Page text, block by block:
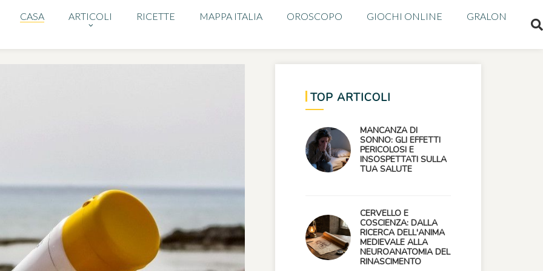
CASA ARTICOLI RICETTE MAPPA ITALIA OROSCOPO GIOCHI ONLINE GRALON
TOP ARTICOLI
MANCANZA DI
SONNO: GLI EFFETTI
PERICOLOSI E
INSOSPETTATI SULLA
TUA SALUTE
CERVELLO E
COSCIENZA: DALLA
RICERCA DELL'ANIMA
MEDIEVALE ALLA
NEUROANATOMIA DEL
RINASCIMENTO